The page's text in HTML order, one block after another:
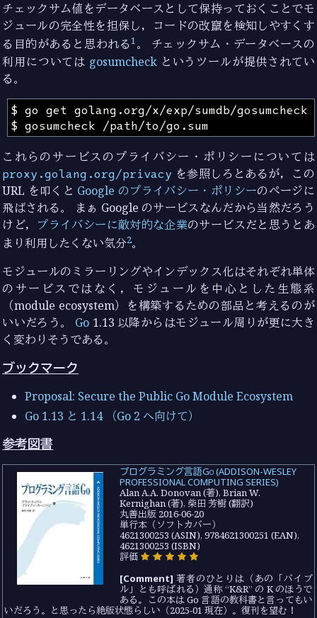
チェックサム値をデータベースとして保持っておくことでモ
ジュールの完全性を担保し，コードの改竄を検知しやすくす
る目的があると思われる1。 チェックサム・データベースの
利用については gosumcheckというツールが提供されてい
る。
これらのサービスのプライバシー・ポリシーについては
proxy.golang.org/privacy を参照しろとあるが，この
URL を叩くと Google のプライバシー・ポリシーのページに
飛ばされる。 まぁ Google のサービスなんだから当然だろう
けど， プライバシーに敵対的な企業のサービスだと思うとあ
まり利用したくない気分2。
モジュールのミラーリングやインデックス化はそれぞれ単体
のサービスではなく，モジュールを中心とした生態系
（module ecosystem）を構築するための部品と考えるのが
いいだろう。 Go 1.13 以降からはモジュール周りが更に大き
く変わりそうである。
ブックマーク
Proposal: Secure the Public Go Module Ecosystem
Go 1.13 と 1.14 （Go 2 へ向けて）
参考図書
プログラミング言語Go (ADDISON-WESLEY
PROFESSIONAL COMPUTING SERIES)
Alan A.A. Donovan (著), Brian W.
Kernighan (著), 柴田 芳樹 (翻訳)
丸善出版 2016-06-20
単行本（ソフトカバー）
4621300253 (ASIN), 9784621300251 (EAN),
4621300253 (ISBN)
評価
[Comment] 著者のひとりは（あの「バイブ
ル」とも呼ばれる）通称 “K&R” の K のほうで
ある。この本は Go 言語の教科書と言ってもい
いだろう。と思ったら絶版状態らしい（2025-01 現在）。復刊を望む！